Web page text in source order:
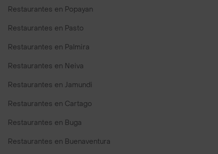
Restaurantes en Popayan
Restaurantes en Pasto
Restaurantes en Palmira
Restaurantes en Neiva
Restaurantes en Jamundi
Restaurantes en Cartago
Restaurantes en Buga
Restaurantes en Buenaventura